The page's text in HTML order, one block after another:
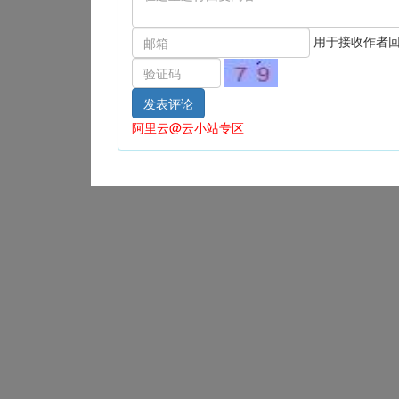
用于接收作者
阿里云@云小站专区